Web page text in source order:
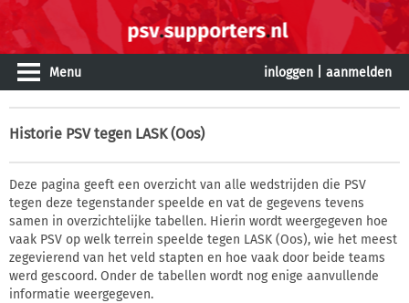
Menu inloggen aanmelden
Historie PSV tegen LASK (Oos)
Deze pagina geeft een overzicht van alle wedstrijden die PSV
tegen deze tegenstander speelde en vat de gegevens tevens
samen in overzichtelijke tabellen. Hierin wordt weergegeven hoe
vaak PSV op welk terrein speelde tegen LASK (Oos), wie het meest
zegevierend van het veld stapten en hoe vaak door beide teams
werd gescoord. Onder de tabellen wordt nog enige aanvullende
informatie weergegeven.